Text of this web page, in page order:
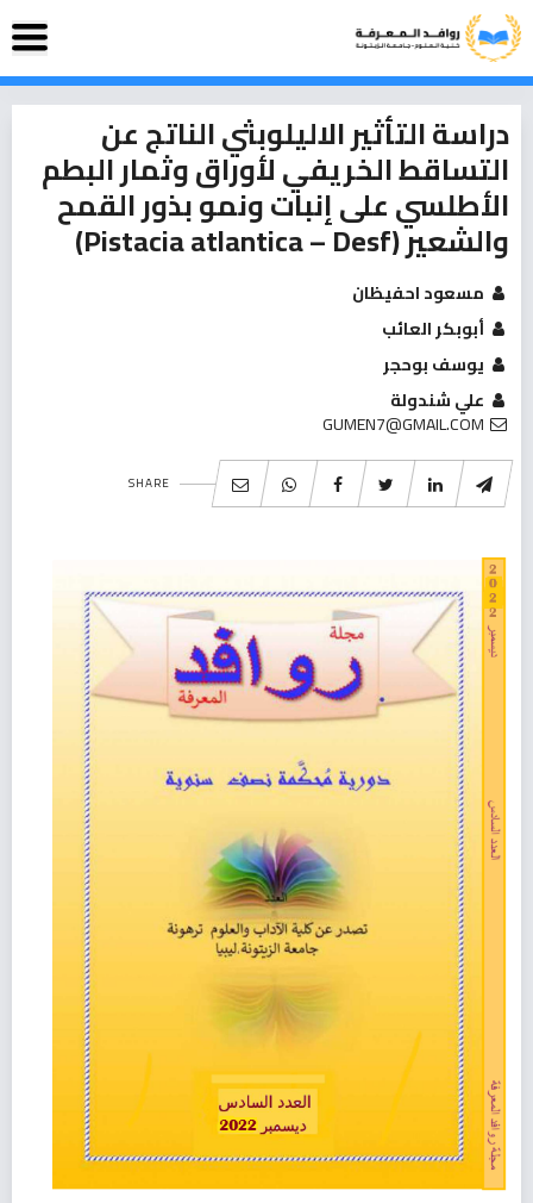
دراسة التأثير الاليلوبثي الناتج عن
التساقط الخريفي لأوراق وثمار البطم
الأطلسي على إنبات ونمو بذور القمح
والشعير (Pistacia atlantica – Desf)
مسعود احفيظان
أبوبكر العائب
يوسف بوحجر
علي شندولة
SHARE